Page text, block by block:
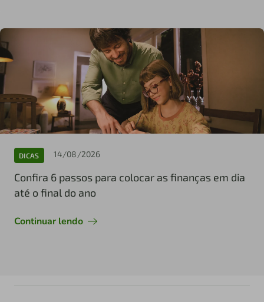
DICAS 14/08/2026
Confira 6 passos para colocar as finanças em dia
até o final do ano
Continuar lendo